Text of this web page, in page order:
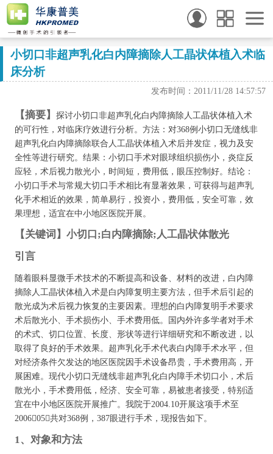
小切口非超声乳化白内障摘除人工晶状体植入术临
床分析
发布时间：2011/11/28 14:57:57
【摘要】
探讨小切口非超声乳化白内障摘除人工晶状体植入术
的可行性，对临床疗效进行分析。方法：对368例小切口无缝线非
超声乳化白内障摘除联合人工晶状体植入术后并发症，视力及安
全性等进行研究。结果：小切口手术对眼球组织损伤小，炎症反
应轻，术后视力散光小，时间短，费用低，眼压控制好。结论：
小切口手术与常规大切口手术相比有显著效果，可获得与超声乳
化手术相近的效果，简单易行，投资小，费用低，安全可靠，效
果理想，适宜在中小地区医院开展。
【关键词】小切口;白内障摘除;人工晶状体散光
引言
随着眼科显微手术技术的不断提高和设备、材料的改进，白内障
摘除人工晶状体植入术是白内障复明主要方法，但手术后引起的
散光成为术后视力恢复的主要因素。理想的白内障复明手术要求
术后散光小、手术损伤小、手术费用低。国内外许多学者对手术
的术式、切口位置、长度、形状等进行详细研究和不断改进，以
取得了良好的手术效果。超声乳化手术代表白内障手术水平，但
对经济条件欠发达的地区医院因手术设备昂贵，手术费用高，开
展困难。现代小切口无缝线非超声乳化白内障手术切口小，术后
散光小，手术费用低，经济、安全可靠，易被患者接受，特别适
宜在中小地区医院开展推广。我院于2004.10开展这项手术至
200605，共对368例，387眼进行手术，现报告如下。
1、对象和方法